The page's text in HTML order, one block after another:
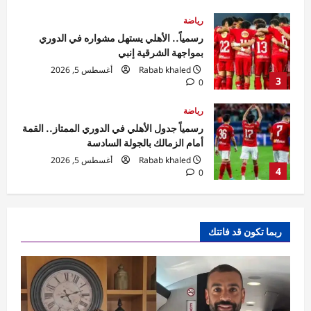
4
رياضة
رسمياً جدول الأهلي في الدوري الممتاز.. القمة
أمام الزمالك بالجولة السادسة
Rabab khaled
أغسطس 5, 2026
0
5
رياضة
جدول الزمالك في الدوري.. البداية أمام الاتحاد
والقمة بالجولة السادسة
Rabab khaled
أغسطس 5, 2026
0
المحبة بين القاهرة وأنقرة
Rabab khaled
أغسطس 5, 2026
0
اقتصاد
مليار جنيه إيرادات قناة السويس خلال النصف
ربما تكون قد فاتتك